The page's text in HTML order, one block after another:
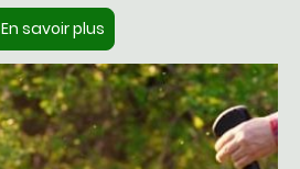
En savoir plus